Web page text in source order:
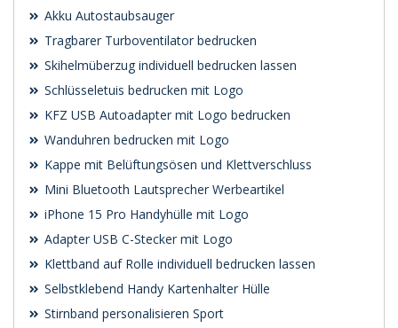
Akku Autostaubsauger
Tragbarer Turboventilator bedrucken
Skihelmüberzug individuell bedrucken lassen
Schlüsseletuis bedrucken mit Logo
KFZ USB Autoadapter mit Logo bedrucken
Wanduhren bedrucken mit Logo
Kappe mit Belüftungsösen und Klettverschluss
Mini Bluetooth Lautsprecher Werbeartikel
iPhone 15 Pro Handyhülle mit Logo
Adapter USB C-Stecker mit Logo
Klettband auf Rolle individuell bedrucken lassen
Selbstklebend Handy Kartenhalter Hülle
Stirnband personalisieren Sport